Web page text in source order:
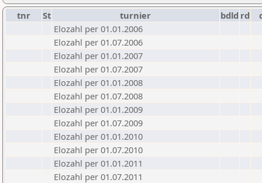
tnr St turnier bdld rd
Elozahl per 01.01.2006
Elozahl per 01.07.2006
Elozahl per 01.01.2007
Elozahl per 01.07.2007
Elozahl per 01.01.2008
Elozahl per 01.07.2008
Elozahl per 01.01.2009
Elozahl per 01.07.2009
Elozahl per 01.01.2010
Elozahl per 01.07.2010
Elozahl per 01.01.2011
Elozahl per 01.07.2011